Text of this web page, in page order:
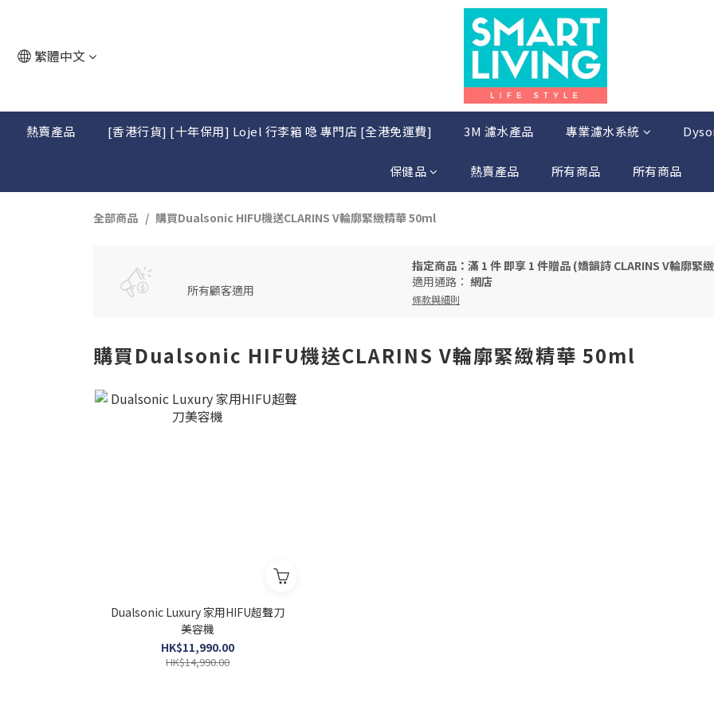
繁體中文
熱賣產品 [香港行貨] [十年保用] Lojel 行李箱 喼 專門店 [全港免運費] 3M 濾水產品 專業濾水系統
保健品 熱賣產品 所有商品 所有商品
全部商品 購買Dualsonic HIFU機送CLARINS V輪廓緊緻精華 50ml
所有顧客適用
指定商品：滿 1 件 即享 1 件贈品 (嬌韻詩 CLARINS V輪廓緊
適用通路： 網店
條款與細則
購買Dualsonic HIFU機送CLARINS V輪廓緊緻精華 50ml
Dualsonic Luxury 家用HIFU超聲刀
美容機
HK$11,990.00
HK$14,990.00